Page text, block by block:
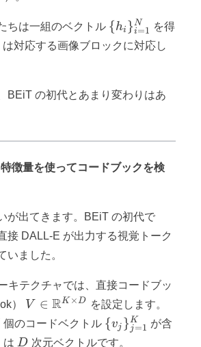
ちは一組のベクトル \
{hi }i=1
N
を得
は対応する画像ブロックに対応し
BEiT の初代とあまり変わりはあ
徴量を使ってコードブックを検
が出てきます。BEiT の初代で
接 DALL-E が出力する視覚トーク
いました。
キテクチャでは、直接コードブッ
） V \in
\mathbb{R}^{K
\times D}
V ∈ RK ×D
を設定します。
個のコードベクトル \
{v_j\}_{j=1}^K
{vj }j=1
K
が含
は D
D 次元ベクトルです。